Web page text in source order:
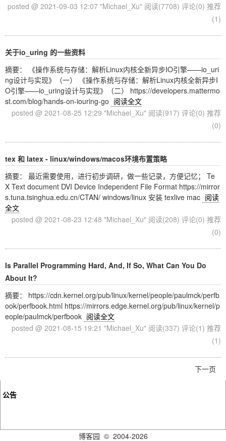
posted @ 2021-09-03 12:07 "Michael_Xu" 阅读(7708) 评论(0) 推荐
(1)
关于io_uring 的一些资料
摘要： 《操作系统与存储：解析Linux内核全新异步IO引擎——io_uri
ng设计与实现》（一） 《操作系统与存储：解析Linux内核全新异步I
O引擎——io_uring设计与实现》（二） https://developers.mattermo
st.com/blog/hands-on-iouring-go 阅读全文
posted @ 2021-08-25 12:29 "Michael_Xu" 阅读(917) 评论(0) 推荐
(0)
tex 和 latex - linux/windows/macos环境布置策略
摘要： 最近需要使用，进行初步调研，做一些记录，方便记忆； Te
X Text document DVI Device Independent File Format https://mirror
s.tuna.tsinghua.edu.cn/CTAN/ windows/linux 安装 texlive mac 阅读
全文
posted @ 2021-08-23 12:48 "Michael_Xu" 阅读(208) 评论(0) 推荐
(0)
Is Parallel Programming Hard, And, If So, What Can You Do
About It?
摘要： https://cdn.kernel.org/pub/linux/kernel/people/paulmck/perfb
ook/perfbook.html https://mirrors.edge.kernel.org/pub/linux/kernel/p
eople/paulmck/perfbook 阅读全文
posted @ 2021-08-15 19:21 "Michael_Xu" 阅读(337) 评论(1) 推荐
(1)
下一页
公告
博客园 © 2004-2026